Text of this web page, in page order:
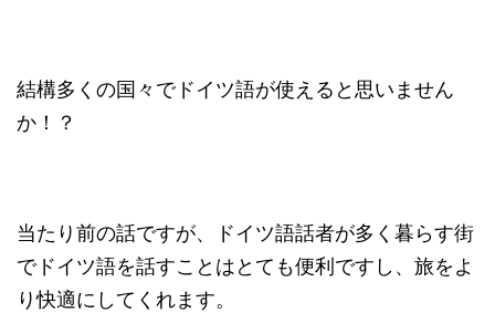
結構多くの国々でドイツ語が使えると思いません
か！？
当たり前の話ですが、ドイツ語話者が多く暮らす街
でドイツ語を話すことはとても便利ですし、旅をよ
り快適にしてくれます。